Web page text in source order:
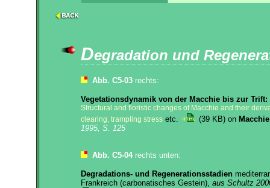
Degradation und
Abb. C5-03 rechts:
Vegetationsdynamik von der Macchie bis zur Trift:
Structural and floristic changes of Macchie and their
clearing, trampling stress etc. (39 KB) on
1995, S. 125
Abb. C5-04rechts unten:
Degradations- und Regenerationsstadien
Frankreich (carbonatisches Gestein), aus Schultz